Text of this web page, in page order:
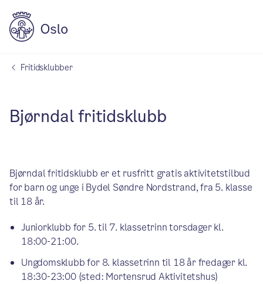
Fritidsklubber
Bjørndal fritidsklubb
Bjørndal fritidsklubb er et rusfritt gratis aktivitetstilbud
for barn og unge i Bydel Søndre Nordstrand, fra 5. klasse
til 18 år.
Juniorklubb for 5. til 7. klassetrinn torsdager kl.
18:00-21:00.
Ungdomsklubb for 8. klassetrinn til 18 år fredager kl.
18:30-23:00 (sted: Mortensrud Aktivitetshus)